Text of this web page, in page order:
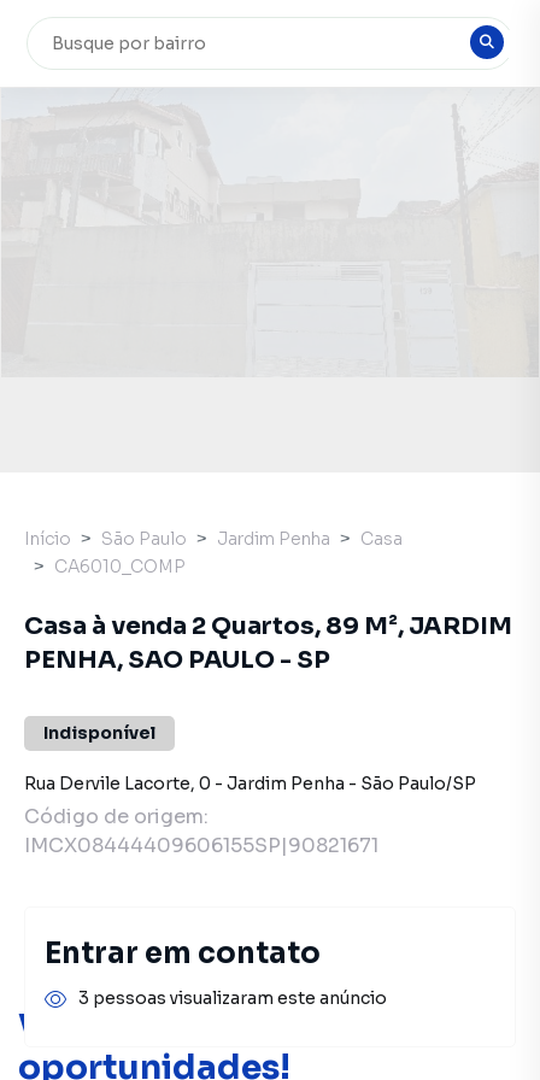
Você pode encontrar novas
oportunidades!
Início São Paulo Jardim Penha
Casa
CA6010_COMP
Casa à venda 2 Quartos, 89 M², JARDIM
PENHA, SAO PAULO - SP
Indisponível
Rua Dervile Lacorte, 0 - Jardim Penha - São Paulo/SP
Código de origem:
IMCX08444409606155SP|90821671
Entrar em contato
3 pessoas visualizaram este anúncio